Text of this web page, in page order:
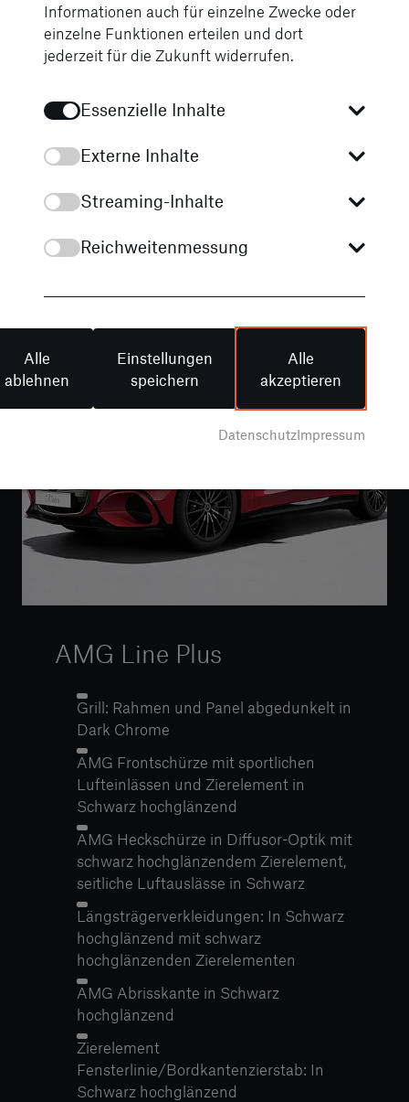
AMG Heckschürze in Diffusor-Optik mit
schwarz hochglänzendem Zierelement,
seitliche Luftauslässe in Schwarz
Längsträgerverkleidungen: In Schwarz
hochglänzend mit schwarz
Fensterlinie/Bordkantenzierstab: In
19" AMG Leichtmetallräder im 5-
AMG Line Plus
Grill: Rahmen und Panel abgedunkelt in
Dark Chrome
AMG Frontschürze mit sportlichen
Lufteinlässen und Zierelement in
Schwarz hochglänzend
AMG Heckschürze in Diffusor-Optik mit
schwarz hochglänzendem Zierelement,
seitliche Luftauslässe in Schwarz
Längsträgerverkleidungen: In Schwarz
hochglänzend mit schwarz
hochglänzenden Zierelementen
AMG Abrisskante in Schwarz
hochglänzend
Zierelement
Fensterlinie/Bordkantenzierstab: In
Schwarz hochglänzend
Informationen auch für einzelne Zwecke oder
einzelne Funktionen erteilen und dort
jederzeit für die Zukunft widerrufen.
Essenzielle Inhalte
Externe Inhalte
Streaming-Inhalte
Reichweitenmessung
Alle
ablehnen
Einstellungen
speichern
Alle
akzeptieren
DatenschutzImpressum